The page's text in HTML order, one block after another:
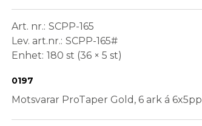
Art. nr. SCPP-165
Lev. art.nr. SCPP-165#
Enhet 180 st (36 × 5 st)
Medical Device
0197
Motsvarar ProTaper Gold, 6 ark á 6x5pp